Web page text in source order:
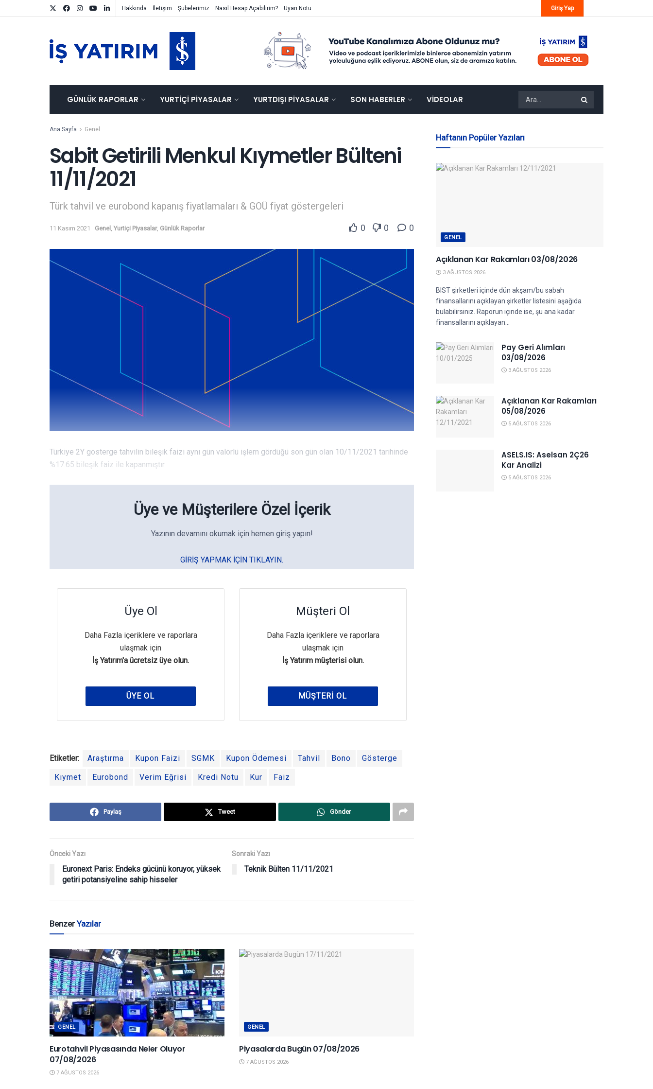
Hakkında İletişim Şubelerimiz Nasıl Hesap Açabilirim? Uyarı Notu Giriş Yap
GÜNLÜK RAPORLAR YURTIÇI PIYASALAR YURTDIŞI PIYASALAR SON HABERLER VIDEOLAR
Ana Sayfa Genel
Sabit Getirili Menkul Kıymetler Bülteni
11/11/2021
Türk tahvil ve eurobond kapanış fiyatlamaları & GOÜ fiyat göstergeleri
11 Kasım 2021 Genel Yurtiçi Piyasalar, Günlük Raporlar 0 0 0
Türkiye 2Y gösterge tahvilin bileşik faizi aynı gün valörlü işlem gördüğü son gün olan 10/11/2021 tarihinde
%17.65 bileşik faiz ile kapanmıştır.
Üye ve Müşterilere Özel İçerik
Yazının devamını okumak için hemen giriş yapın!
GIRIŞ YAPMAK IÇIN TIKLAYIN.
Üye Ol
Daha Fazla içeriklere ve raporlara
ulaşmak için
İş Yatırım'a ücretsiz üye olun.
ÜYE OL
Müşteri Ol
Daha Fazla içeriklere ve raporlara
ulaşmak için
İş Yatırım müşterisi olun.
MÜŞTERI OL
Etiketler: Araştırma Kupon Faizi SGMK Kupon Ödemesi Tahvil Bono Gösterge
Kıymet Eurobond Verim Eğrisi Kredi Notu Kur Faiz
Paylaş Tweet Gönder
Önceki Yazı
Euronext Paris: Endeks gücünü koruyor, yüksek
getiri potansiyeline sahip hisseler
Sonraki Yazı
Teknik Bülten 11/11/2021
BenzerYazılar
GENEL
Eurotahvil Piyasasında Neler Oluyor
07/08/2026
7 AĞUSTOS 2026
GENEL
Piyasalarda Bugün 07/08/2026
7 AĞUSTOS 2026
Haftanın Popüler Yazıları
GENEL
Açıklanan Kar Rakamları 03/08/2026
3 AĞUSTOS 2026
BIST şirketleri içinde dün akşam/bu sabah
finansallarını açıklayan şirketler listesini aşağıda
bulabilirsiniz. Raporun içinde ise, şu ana kadar
finansallarını açıklayan...
Pay Geri Alımları
03/08/2026
3 AĞUSTOS 2026
Açıklanan Kar Rakamları
05/08/2026
5 AĞUSTOS 2026
ASELS.IS: Aselsan 2Ç26
Kar Analizi
5 AĞUSTOS 2026